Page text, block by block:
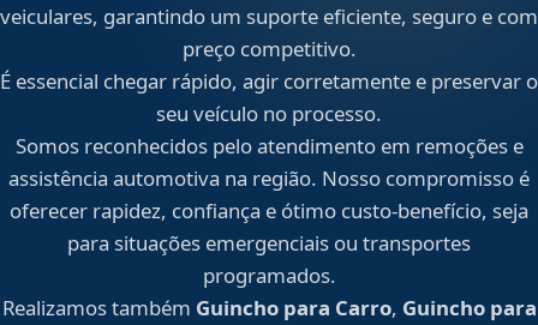
veiculares, garantindo um suporte eficiente, seguro e com
preço competitivo.
É essencial chegar rápido, agir corretamente e preservar o
seu veículo no processo.
Somos reconhecidos pelo atendimento em remoções e
assistência automotiva na região. Nosso compromisso é
oferecer rapidez, confiança e ótimo custo-benefício, seja
para situações emergenciais ou transportes
programados.
Realizamos também Guincho para Carro, Guincho para